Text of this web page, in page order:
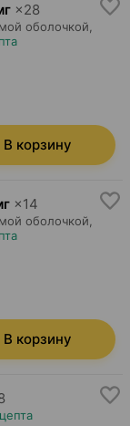
×28
оболочкой,
В корзину
×14
оболочкой,
В корзину